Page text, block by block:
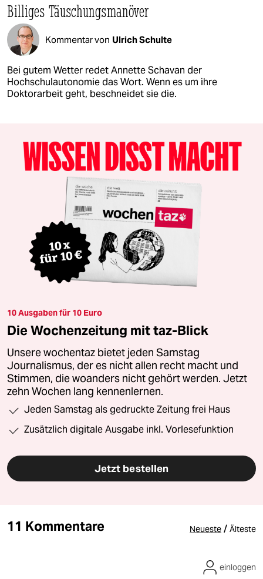
Billiges Täuschungsmanöver
Kommentar von Ulrich Schulte
Bei gutem Wetter redet Annette Schavan der
Hochschulautonomie das Wort. Wenn es um ihre
Doktorarbeit geht, beschneidet sie die.
10 Ausgaben für 10 Euro
Die Wochenzeitung mit taz-Blick
Unsere wochentaz bietet jeden Samstag
Journalismus, der es nicht allen recht macht und
Stimmen, die woanders nicht gehört werden. Jetzt
zehn Wochen lang kennenlernen.
Jeden Samstag als gedruckte Zeitung frei Haus
Zusätzlich digitale Ausgabe inkl. Vorlesefunktion
Jetzt bestellen
11 Kommentare Neueste / Älteste
einloggen